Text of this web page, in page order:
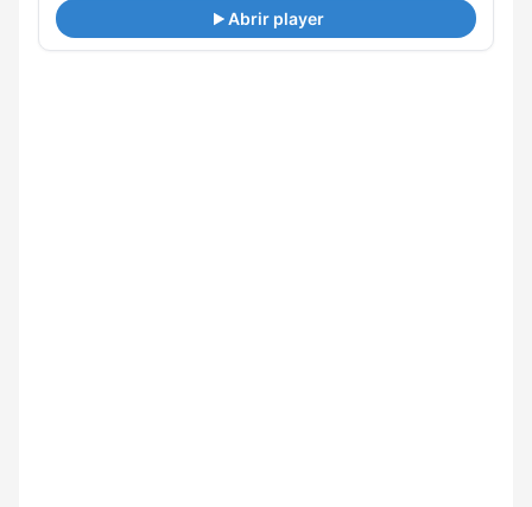
Abrir player